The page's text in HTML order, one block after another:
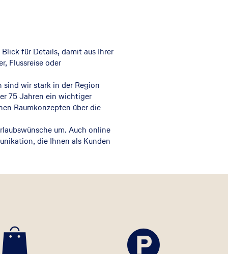
für Details, damit aus Ihrer
Flussreise oder
sind wir stark in der Region
75 Jahren ein wichtiger
Raumkonzepten über die
um. Auch online
die Ihnen als Kunden